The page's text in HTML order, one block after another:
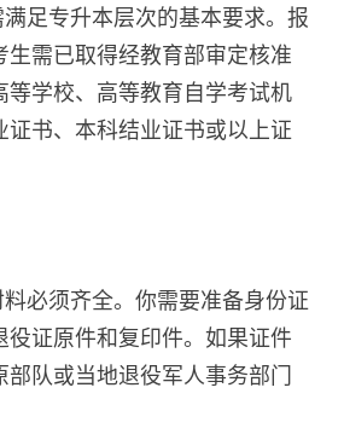
专升本层次的基本要求。报
生需已取得经教育部审定核准
等学校、高等教育自学考试机
证书、本科结业证书或以上证
须齐全。你需要准备身份证
役证原件和复印件。如果证件
队或当地退役军人事务部门